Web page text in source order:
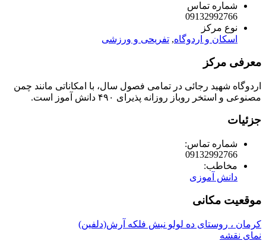
شماره تماس
09132992766
نوع مرکز
اسکان و اردوگاه, تفریحی و ورزشی
معرفی مرکز
اردوگاه شهید رجائی در تمامی فصول سال، با امکاناتی مانند چمن
مصنوعی و استخر روباز روزانه پذیرای ۴۹۰ دانش آموز است.
جزئیات
شماره تماس:
09132992766
مخاطب:
دانش آموزی
موقعیت مکانی
کرمان ، روستای ده لولو نبش فلکه آرش(دلفین)
نمای نقشه